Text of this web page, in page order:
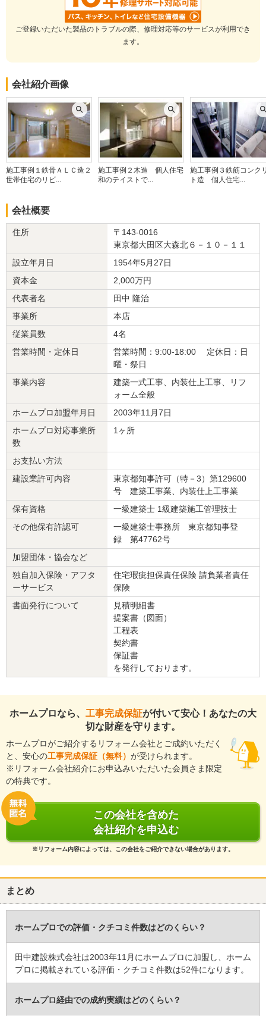
： マンション
リフォーム箇所 ： その他
築年数
： 30年以上
『納得の価格』が良かった
5
今回は素早く対応して頂きありがとうございました。
次回もありましたらまたお願い致します。
価格と見積もりおよび施工日程が早かった。
リフォーム会社からの返答
高い評価を頂き有難う御座います 三点式ユニットバスから便所を独
立させる工事をさせて頂きました。現場での打ち合わせ等も日程を
調整して頂いた事で、工事もスムーズに進める事が出来ました、今
後また何か御座いましたらお声を掛けて頂ければ幸いです。
建物のタイプ
リフォーム箇所
浴室・ユニットバス
価格
： 896,400円
施工地
：神奈川県
川崎市
工事完了日
： 2015年9月19日
『プロとしての的確なアドバイス』が良かった
代/女性）
5
この度はお世話になりました。シンクが低くて使いづらかったこ
と、床が傾いていたこと、それらの問題点をこちらが話す前に指摘
してくださったのは、さすがプロと思いました。忙しい時期の中、
対応も迅速で頼もしかったです。また機会があったら、よろしくお
願い致します。
この会社に決めた理由
すぐに連絡を下さったことと、3月中にキッチンの工事にかかれると
のことだったので。
リフォーム会社からの返答
この度は、施工させて頂き有難う御座いました。和室床改修とキッ
チン交換でしたが短期間で完了出来ました。今後も何か御座いまし
たらお声を掛けて頂ければ幸いです。末永いお付き合いの程宜しく
建物のタイプ
： 戸建住宅
価格
： 900,600円
東京都 大田区
築年数
： 30年以上
工事完了日
： 2014年4月21日
『担当者の人柄・説明力』が良かった
5
適切に対応をして頂き、ありがとうございます。
機会がありましたら、またよろしくお願します。
工事金額が安かった。
見積もりも早かったので。
リフォーム会社からの返答
この度は施工させて頂き有難う御座いました。
入居者様と日程の調整をして頂き、有難う御座います。
完了できました。
ご登録いただいた製品のトラブルの際、修理対応等のサービスが利用でき
ます。
会社紹介画像
施工事例１鉄骨ＡＬＣ造２
世帯住宅のリビ...
施工事例２木造 個人住宅
和のテイストで...
施工事例３鉄筋コンク
ト造 個人住宅...
会社概要
住所
〒143-0016
東京都大田区大森北６－１０－１１
設立年月日
1954年5月27日
資本金
2,000万円
代表者名
田中 隆治
事業所
本店
従業員数
4名
営業時間・定休日
営業時間：9:00-18:00 定休日：日
曜・祭日
事業内容
建築一式工事、内装仕上工事、リフ
ォーム全般
ホームプロ加盟年月日
2003年11月7日
ホームプロ対応事業所
数
1ヶ所
お支払い方法
建設業許可内容
東京都知事許可（特－3）第129600
号 建築工事業、内装仕上工事業
保有資格
一級建築士 1級建築施工管理技士
その他保有許認可
一級建築士事務所 東京都知事登
録 第47762号
加盟団体・協会など
独自加入保険・アフタ
ーサービス
住宅瑕疵担保責任保険 請負業者責任
保険
書面発行について
見積明細書
提案書（図面）
工程表
契約書
保証書
を発行しております。
ホームプロなら、 工事完成保証が付いて安心！あなたの大
切な財産を守ります。
ホームプロがご紹介するリフォーム会社とご成約いただく
と、安心の工事完成保証（無料） が受けられます。
※リフォーム会社紹介にお申込みいただいた会員さま限定
の特典です。
この会社を含めた
会社紹介を申込む
※リフォーム内容によっては、この会社をご紹介できない場合があります。
まとめ
ホームプロでの評価・クチコミ件数はどのくらい？
田中建設株式会社は2003年11月にホームプロに加盟し、ホーム
プロに掲載されている評価・クチコミ件数は52件になります。
ホームプロ経由での成約実績はどのくらい？